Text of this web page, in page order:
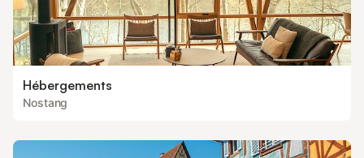
Hébergements
Nostang